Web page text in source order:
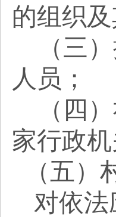
的组织及
（三
人员；
（四
家行政
（五）
对依